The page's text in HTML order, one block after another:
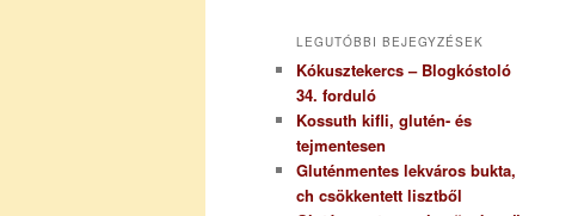
LEGUTÓBBI BEJEGYZÉSEK
Kókusztekercs – Blogkóstoló
34. forduló
Kossuth kifli, glutén- és
tejmentesen
Gluténmentes lekváros bukta,
ch csökkentett lisztből